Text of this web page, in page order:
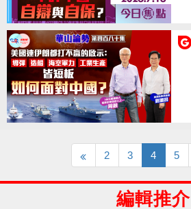
2 3 4 5
編輯推介